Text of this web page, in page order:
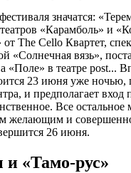
значатся:
«Карамболь» и
от The Cello Квартет,
«Солнечная вязь»,
«Поле» в театре post...
23 июня уже ночью,
и предполагает
Все
желающим и
26 июня.
«Тамо-рус»